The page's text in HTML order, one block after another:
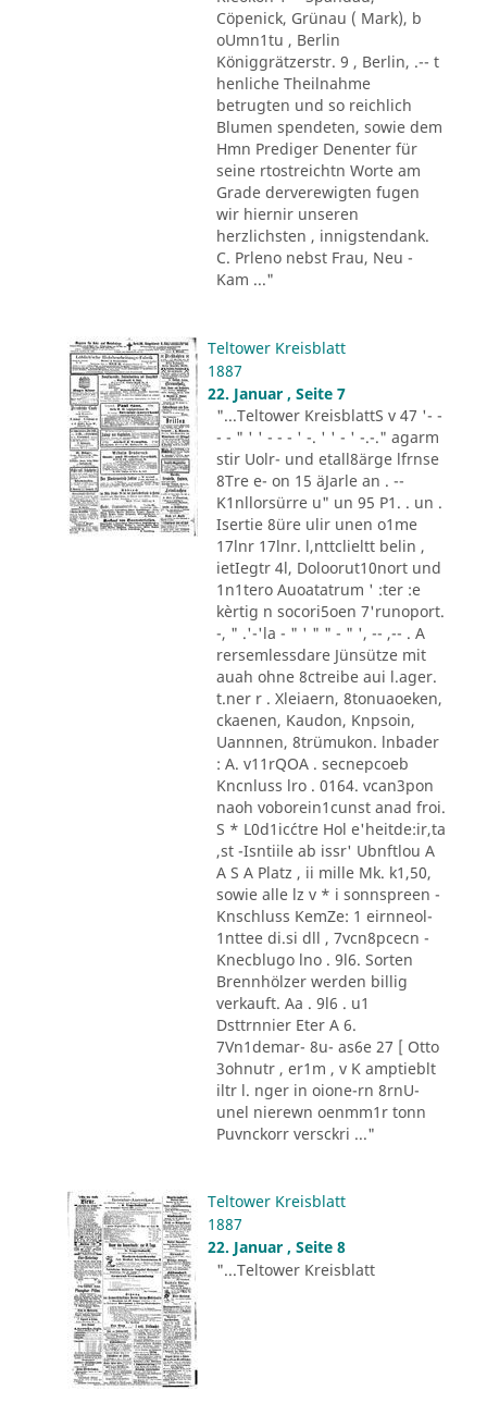
Cöpenick, Grünau ( Mark), b
oUmn1tu , Berlin
Königgrätzerstr. 9 , Berlin, .-- t
henliche Theilnahme
betrugten und so reichlich
Blumen spendeten, sowie dem
Hmn Prediger Denenter für
seine rtostreichtn Worte am
Grade derverewigten fugen
wir hiernir unseren
herzlichsten , innigstendank.
C. Prleno nebst Frau, Neu -
Kam ..."
Teltower Kreisblatt
1887
22. Januar , Seite 7
"...Teltower KreisblattS v 47 '- -
- - " ' ' - - - ' -. ' ' - ' -.-." agarm
stir Uolr- und etall8ärge lfrnse
8Tre e- on 15 äJarle an . --
K1nllorsürre u" un 95 P1. . un .
Isertie 8üre ulir unen o1me
17lnr 17lnr. l,nttclieltt belin ,
ietIegtr 4l, Doloorut10nort und
1n1tero Auoatatrum ' :ter :e
kèrtig n socori5oen 7'runoport.
-, " .'-'la - " ' " " - " ', -- ,-- . A
rersemlessdare Jünsütze mit
auah ohne 8ctreibe aui l.ager.
t.ner r . Xleiaern, 8tonuaoeken,
ckaenen, Kaudon, Knpsoin,
Uannnen, 8trümukon. lnbader
: A. v11rQOA . secnepcoeb
Kncnluss lro . 0164. vcan3pon
naoh voborein1cunst anad froi.
S * L0d1ic´ctre Hol e'heitde:ir,ta
,st -Isntiile ab issr' Ubnftlou A
A S A Platz , ii mille Mk. k1,50,
sowie alle lz v * i sonnspreen -
Knschluss KemZe: 1 eirnneol-
1nttee di.si dll , 7vcn8pcecn -
Knecblugo lno . 9l6. Sorten
Brennhölzer werden billig
verkauft. Aa . 9l6 . u1
Dsttrnnier Eter A 6.
7Vn1demar- 8u- as6e 27 [ Otto
3ohnutr , er1m , v K amptieblt
iltr l. nger in oione-rn 8rnU-
unel nierewn oenmm1r tonn
Puvnckorr versckri ..."
Teltower Kreisblatt
1887
22. Januar , Seite 8
"...Teltower Kreisblatt